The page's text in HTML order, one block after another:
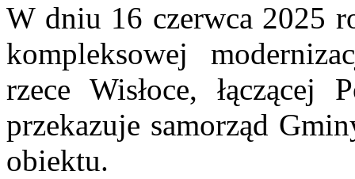
W dniu 16 czerwca 2025
kompleksowej
rzece Wisłoce,
przekazuje samorząd
obiektu.